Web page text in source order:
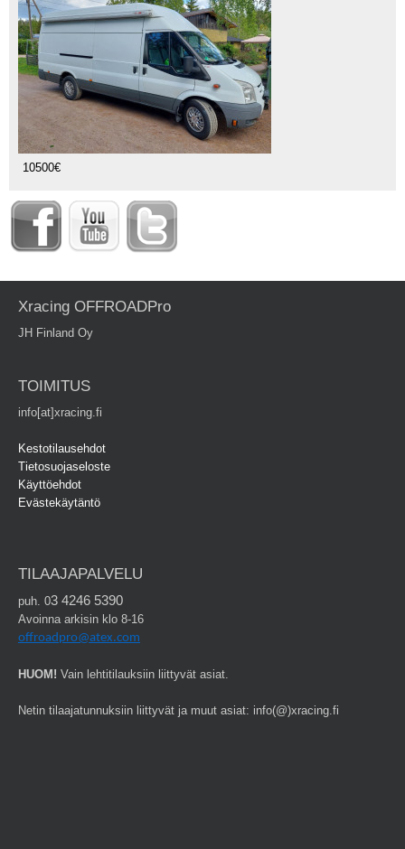
10500€
Xracing OFFROADPro
JH Finland Oy
TOIMITUS
info[at]xracing.fi
Kestotilausehdot
Tietosuojaseloste
Käyttöehdot
Evästekäytäntö
TILAAJAPALVELU
puh. 03 4246 5390
Avoinna arkisin klo 8-16
offroadpro@atex.com
HUOM! Vain lehtitilauksiin liittyvät asiat.
Netin tilaajatunnuksiin liittyvät ja muut asiat: info(@)xracing.fi